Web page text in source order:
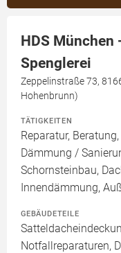
HDS München
Spenglerei
Zeppelinstraße 73,
Hohenbrunn)
TÄTIGKEITEN
Reparatur,
Dämmung /
Schornsteinbau,
Innendämmung,
GEBÄUDETEILE
Notfallreparaturen,